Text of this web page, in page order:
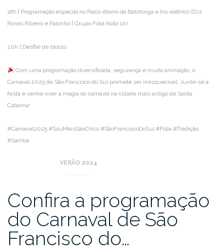
18h | Programação especial no Palco Aterro da Babitonga e trio elétrico (DJs
Ronas Ribeiro e Fabinho | Grupo Folia Nota 10)
20h | Desfile de blocos
Com uma programação diversificada, segurança e muita animação, o
Carnaval 2025 de São Francisco do Sul promete ser inesquecível. Junte-se à
festa e venha viver a magia do carnaval na cidade mais antiga de Santa
Catarina!
#Carnaval2025 #SouMaisSãoChico #SãoFranciscoDoSul #Folia #Tradição
#Samba
VERÃO 2024
Confira a programação
do Carnaval de São
Francisco do…